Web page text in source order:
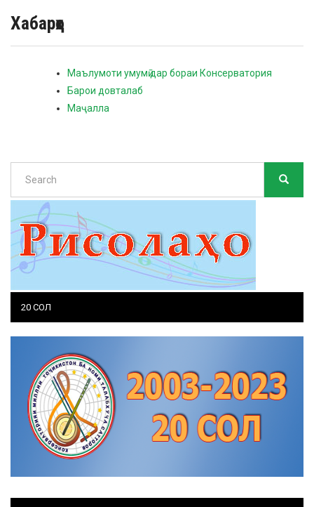
Хабарҳо
Маълумоти умумӣ дар бораи Консерватория
Барои довталаб
Маҷалла
Search
20 СОЛ